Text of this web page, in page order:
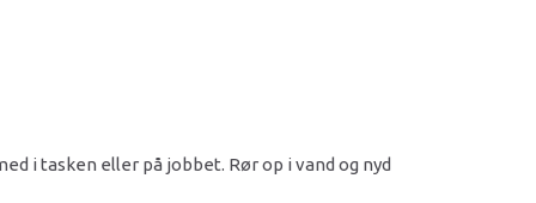
i tasken eller på jobbet. Rør op i vand og nyd